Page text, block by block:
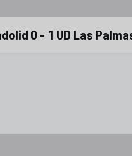
0 - 1 UD Las